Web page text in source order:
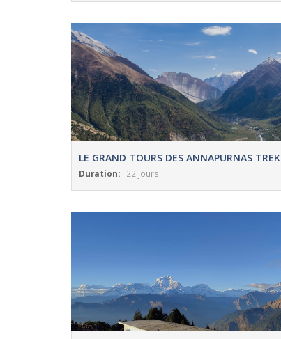
LE GRAND TOURS DES ANNAPURNAS TREK
Duration: 22 jours